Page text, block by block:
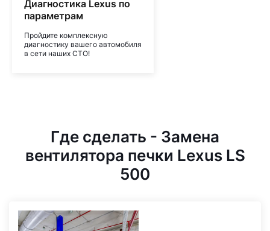
Диагностика Lexus по
параметрам
Пройдите комплексную
диагностику вашего автомобиля
в сети наших СТО!
Где сделать - Замена
вентилятора печки Lexus LS
500